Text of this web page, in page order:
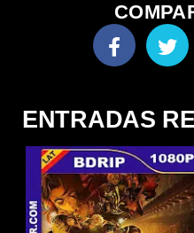
ENTRADAS